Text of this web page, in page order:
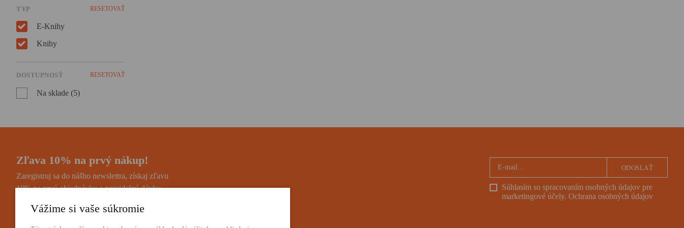
TYP RESETOVAŤ
E-Knihy
Knihy
DOSTUPNOSŤ RESETOVAŤ
Na sklade (5)
Zľava 10% na prvý nákup!
Zaregistruj sa do nášho newslettra, získaj zľavu
10% na prvú objednávku a pravidelnú dávku
Súhlasím so spracovaním osobných údajov pre
marketingové účely. Ochrana osobných údajov
ODOSLAŤ
Vážime si vaše súkromie